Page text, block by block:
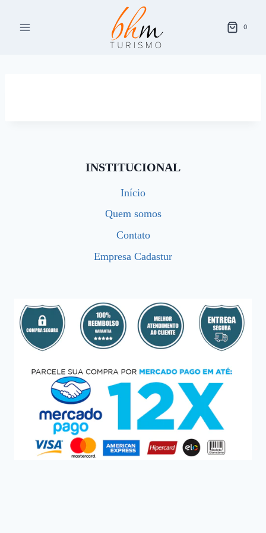
para
0
INSTITUCIONAL
Início
Quem somos
Contato
Empresa Cadastur